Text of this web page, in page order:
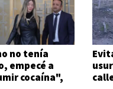
no tenía
empecé a
cocaína",